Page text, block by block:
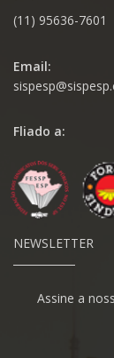
(11) 95636-7601
Email:
Fliado a:
NEWSLETTER
Assine a